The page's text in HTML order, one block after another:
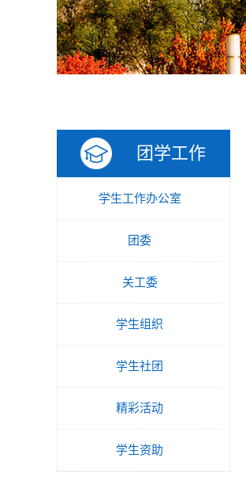
团学工作
学生工作办公室
团委
关工委
学生组织
学生社团
精彩活动
学生资助